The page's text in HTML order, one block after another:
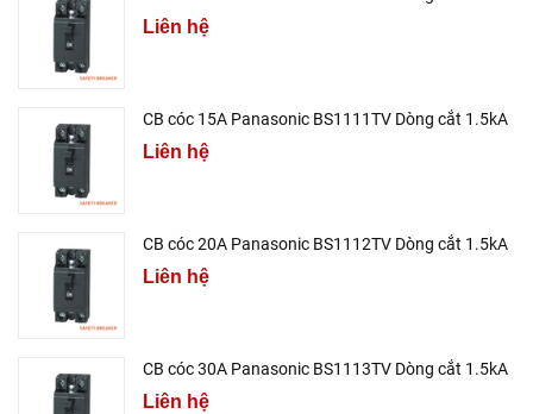
Liên hệ
CB cóc 15A Panasonic BS1111TV Dòng cắt 1.5kA
Liên hệ
CB cóc 20A Panasonic BS1112TV Dòng cắt 1.5kA
Liên hệ
CB cóc 30A Panasonic BS1113TV Dòng cắt 1.5kA
Liên hệ